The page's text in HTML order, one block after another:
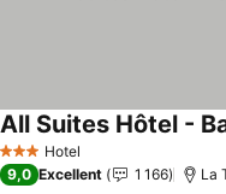
3 ÉtoilesHotel
9,0 Excellent 1 166 La